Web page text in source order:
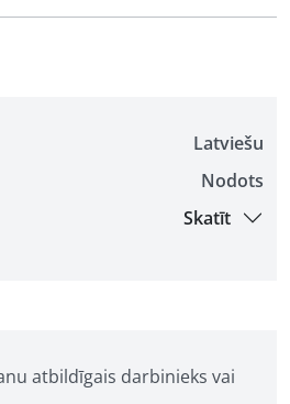
Latviešu
Nodots
Skatīt
atbildīgais darbinieks vai